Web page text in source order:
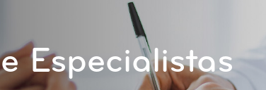
Especialistas